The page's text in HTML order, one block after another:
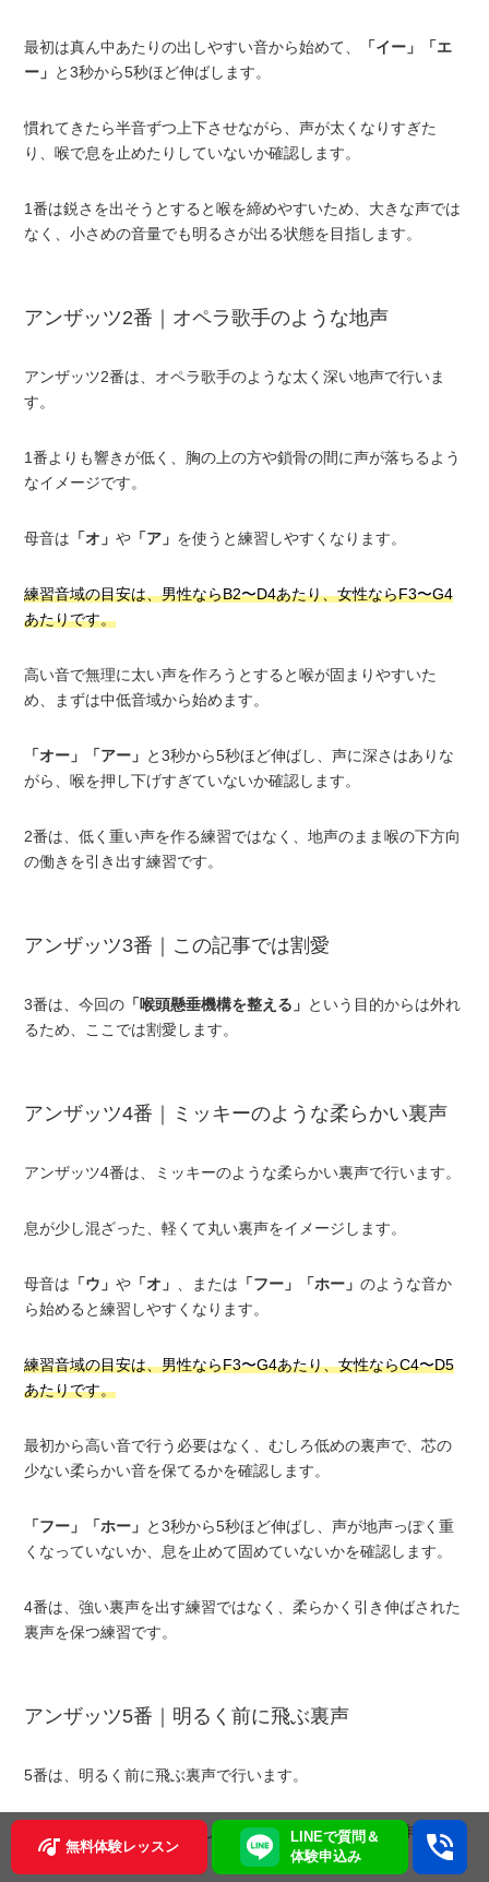
無料体験レッスン
LINEで質問＆
体験申込み
最初は真ん中あたりの出しやすい音から始めて、 「イー」
「エ
ー」 と3秒から5秒ほど伸ばします。
慣れてきたら半音ずつ上下させながら、声が太くなりすぎた
り、喉で息を止めたりしていないか確認します。
1番は鋭さを出そうとすると喉を締めやすいため、大きな声では
なく、小さめの音量でも明るさが出る状態を目指します。
アンザッツ2番｜オペラ歌手のような地声
アンザッツ2番は、オペラ歌手のような太く深い地声で行いま
す。
1番よりも響きが低く、胸の上の方や鎖骨の間に声が落ちるよう
なイメージです。
母音は 「オ」や 「ア」 を使うと練習しやすくなります。
練習音域の目安は、男性ならB2〜D4あたり、女性ならF3〜G4
あたりです。
高い音で無理に太い声を作ろうとすると喉が固まりやすいた
め、まずは中低音域から始めます。
「オー」 「アー」 と3秒から5秒ほど伸ばし、声に深さはありな
がら、喉を押し下げすぎていないか確認します。
2番は、低く重い声を作る練習ではなく、地声のまま喉の下方向
の働きを引き出す練習です。
アンザッツ3番｜この記事では割愛
3番は、今回の 「喉頭懸垂機構を整える」 という目的からは外れ
るため、ここでは割愛します。
アンザッツ4番｜ミッキーのような柔らかい裏声
アンザッツ4番は、ミッキーのような柔らかい裏声で行います。
息が少し混ざった、軽くて丸い裏声をイメージします。
母音は 「ウ」や 「オ」 、または 「フー」 「ホー」のような音か
ら始めると練習しやすくなります。
練習音域の目安は、男性ならF3〜G4あたり、女性ならC4〜D5
あたりです。
最初から高い音で行う必要はなく、むしろ低めの裏声で、芯の
少ない柔らかい音を保てるかを確認します。
「フー」 「ホー」 と3秒から5秒ほど伸ばし、声が地声っぽく重
くなっていないか、息を止めて固めていないかを確認します。
4番は、強い裏声を出す練習ではなく、柔らかく引き伸ばされた
裏声を保つ練習です。
アンザッツ5番｜明るく前に飛ぶ裏声
5番は、明るく前に飛ぶ裏声で行います。
4番よりも息漏れを少なくし、裏声のまま声に少し芯を作ってい
きます。